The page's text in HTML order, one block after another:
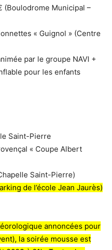
(Boulodrome Municipal –
« Guignol » (Centre
par le groupe NAVI +
pour les enfants
Saint-Pierre
« Coupe Albert
Saint-Pierre)
de l’école Jean Jaurès)
annoncées pour
la soirée mousse est